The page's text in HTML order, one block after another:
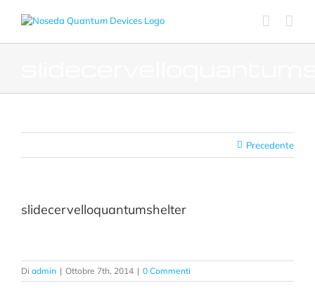
Precedente
slidecervelloquantumshelter
Di admin | Ottobre 7th, 2014 | 0 Commenti